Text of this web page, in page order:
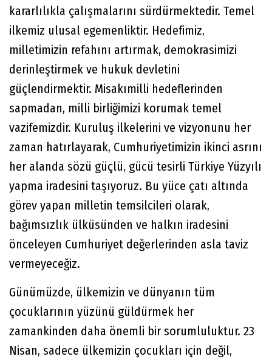
kararlılıkla çalışmalarını sürdürmektedir. Temel
ilkemiz ulusal egemenliktir. Hedefimiz,
milletimizin refahını artırmak, demokrasimizi
derinleştirmek ve hukuk devletini
güçlendirmektir. Misakımilli hedeflerinden
sapmadan, milli birliğimizi korumak temel
vazifemizdir. Kuruluş ilkelerini ve vizyonunu her
zaman hatırlayarak, Cumhuriyetimizin ikinci asrını
her alanda sözü güçlü, gücü tesirli Türkiye Yüzyılı
yapma iradesini taşıyoruz. Bu yüce çatı altında
görev yapan milletin temsilcileri olarak,
bağımsızlık ülküsünden ve halkın iradesini
önceleyen Cumhuriyet değerlerinden asla taviz
vermeyeceğiz.
Günümüzde, ülkemizin ve dünyanın tüm
çocuklarının yüzünü güldürmek her
zamankinden daha önemli bir sorumluluktur. 23
Nisan, sadece ülkemizin çocukları için değil,